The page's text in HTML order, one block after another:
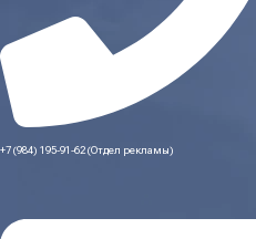
+7 (984) 195-91-62 (Отдел рекламы)